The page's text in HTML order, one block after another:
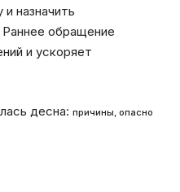
назначить
обращение
и ускоряет
десна: причины, опасно